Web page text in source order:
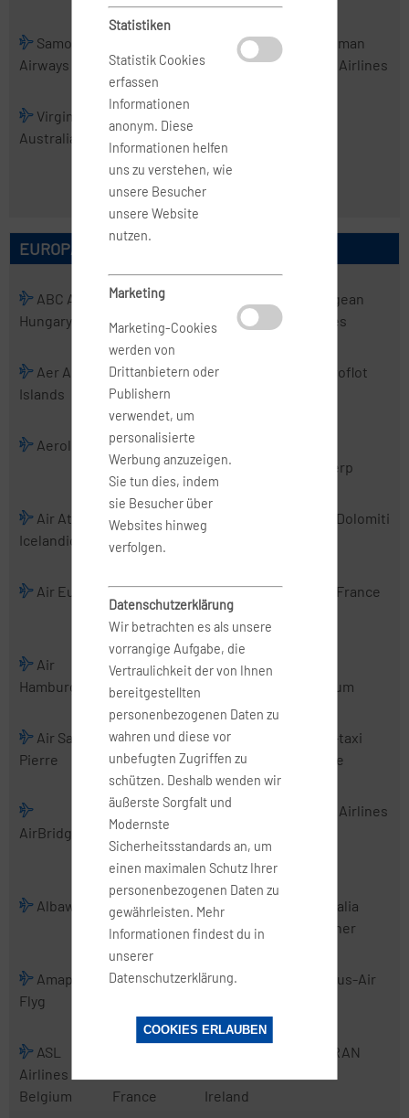
Samoa
Airways
Airlines
Solomon
Airlines
Tasman
Cargo Airlines
Virgin
Australia
Australia
EUROPÄISCHE AIRLINES
ABC Air
Hungary
Abelag
Aviation
Airlines
Aegean
Airlines
Aer Arann
Islands
Aer Lingus Aeroflot
Aerologic Air Albania
Antwerp
Air Atlanta
Icelandic
Air Baltic Air Dolomiti
Air Europa
Air Europa
Express
Air France
Air France
Air
Hamburg
Air Malta
Air
Nostrum
Air Saint-
Pierre
Air Serbia Air Urga
Air-taxi
europe
AirBridgeCargo
Airbus
Transport
International
AirExplore AIS Airlines
Albawings Alidaunia Alitalia
Alitalia
CityLiner
Amapola
Flyg
Anadolujet
Angara
Arcus-Air
ASL
Airlines
Belgium
France
Ireland
ATRAN
Statistiken
Statistik Cookies
erfassen
Informationen
anonym. Diese
Informationen helfen
uns zu verstehen, wie
unsere Besucher
unsere Website
nutzen.
Marketing
Marketing-Cookies
werden von
Drittanbietern oder
Publishern
verwendet, um
personalisierte
Werbung anzuzeigen.
Sie tun dies, indem
sie Besucher über
Websites hinweg
verfolgen.
Datenschutzerklärung
Wir betrachten es als unsere
vorrangige Aufgabe, die
Vertraulichkeit der von Ihnen
bereitgestellten
personenbezogenen Daten zu
wahren und diese vor
unbefugten Zugriffen zu
schützen. Deshalb wenden wir
äußerste Sorgfalt und
Modernste
Sicherheitsstandards an, um
einen maximalen Schutz Ihrer
personenbezogenen Daten zu
gewährleisten. Mehr
Informationen findest du in
unserer
Datenschutzerklärung.
COOKIES ERLAUBEN